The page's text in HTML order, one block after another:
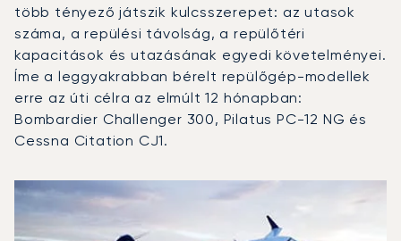
több tényező játszik kulcsszerepet: az utasok
száma, a repülési távolság, a repülőtéri
kapacitások és utazásának egyedi követelményei.
Íme a leggyakrabban bérelt repülőgép-modellek
erre az úti célra az elmúlt 12 hónapban:
Bombardier Challenger 300, Pilatus PC-12 NG és
Cessna Citation CJ1.
Repülőgép fotója
Repülőgép-típus
Sebesség (km/h)
Hatótávolság (NM)